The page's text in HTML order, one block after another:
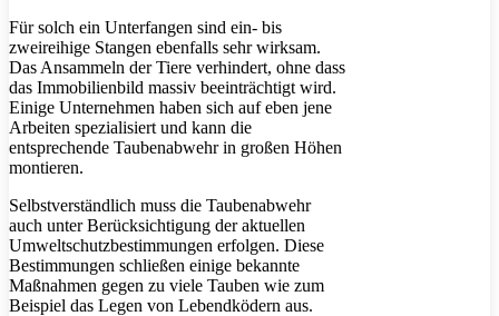
Für solch ein Unterfangen sind ein- bis
zweireihige Stangen ebenfalls sehr wirksam.
Das Ansammeln der Tiere verhindert, ohne dass
das Immobilienbild massiv beeinträchtigt wird.
Einige Unternehmen haben sich auf eben jene
Arbeiten spezialisiert und kann die
entsprechende Taubenabwehr in großen Höhen
montieren.
Selbstverständlich muss die Taubenabwehr
auch unter Berücksichtigung der aktuellen
Umweltschutzbestimmungen erfolgen. Diese
Bestimmungen schließen einige bekannte
Maßnahmen gegen zu viele Tauben wie zum
Beispiel das Legen von Lebendködern aus.